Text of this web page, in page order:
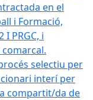
en el
i Formació,
I PRGC, i
selectiu per
interí per
compartit/da de